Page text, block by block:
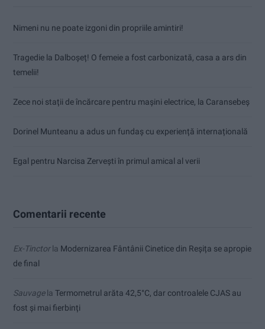
Nimeni nu ne poate izgoni din propriile amintiri!
Tragedie la Dalboşeț! O femeie a fost carbonizată, casa a ars din
temelii!
Zece noi stații de încărcare pentru mașini electrice, la Caransebeș
Dorinel Munteanu a adus un fundaș cu experiență internațională
Egal pentru Narcisa Zervești în primul amical al verii
Comentarii recente
Ex-Tinctorla Modernizarea Fântânii Cinetice din Reșița se apropie
de final
Sauvagela Termometrul arăta 42,5°C, dar controalele CJAS au
fost și mai fierbinți